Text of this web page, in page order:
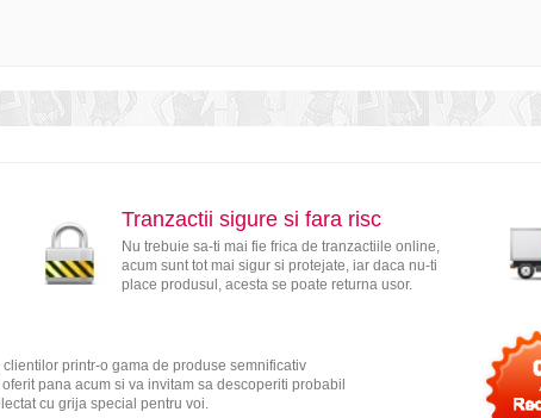
Tranzactii sigure si fara risc
Nu trebuie sa-ti mai fie frica de tranzactiile online,
acum sunt tot mai sigur si protejate, iar daca nu-ti
place produsul, acesta se poate returna usor.
printr-o gama de produse semnificativ
pana acum si va invitam sa descoperiti probabil
cu grija special pentru voi.